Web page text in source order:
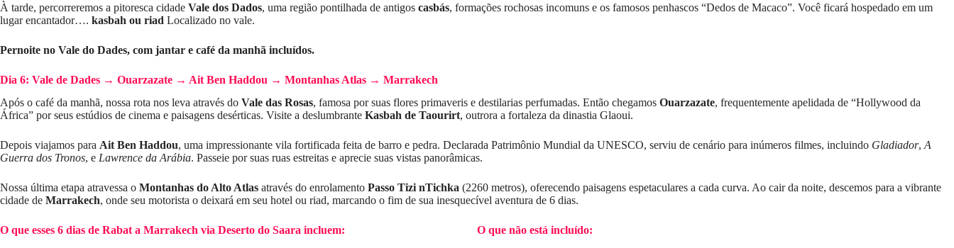
À tarde, percorreremos a pitoresca cidade Vale dos Dados, uma região pontilhada de antigos casbás, formações rochosas incomuns e os famosos penhascos “Dedos de Macaco”. Você ficará hospedado em um
lugar encantador…. kasbah ou riad Localizado no vale.
Pernoite no Vale do Dades, com jantar e café da manhã incluídos.
Dia 6: Vale de Dades → Ouarzazate → Ait Ben Haddou → Montanhas Atlas → Marrakech
Após o café da manhã, nossa rota nos leva através do Vale das Rosas, famosa por suas flores primaveris e destilarias perfumadas. Então chegamos Ouarzazate, frequentemente apelidada de “Hollywood da
África” ​​​​por seus estúdios de cinema e paisagens desérticas. Visite a deslumbrante Kasbah de Taourirt, outrora a fortaleza da dinastia Glaoui.
Depois viajamos para Ait Ben Haddou, uma impressionante vila fortificada feita de barro e pedra. Declarada Patrimônio Mundial da UNESCO, serviu de cenário para inúmeros filmes, incluindo Gladiador, A
Guerra dos Tronos, e Lawrence da Arábia. Passeie por suas ruas estreitas e aprecie suas vistas panorâmicas.
Nossa última etapa atravessa o Montanhas do Alto Atlas através do enrolamento Passo Tizi nTichka (2260 metros), oferecendo paisagens espetaculares a cada curva. Ao cair da noite, descemos para a vibrante
cidade de Marrakech, onde seu motorista o deixará em seu hotel ou riad, marcando o fim de sua inesquecível aventura de 6 dias.
O que esses 6 dias de Rabat a Marrakech via Deserto do Saara incluem:
O que não está incluído: